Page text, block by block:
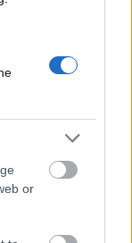
or
cuya
complejo de
y
permite
y su empleo